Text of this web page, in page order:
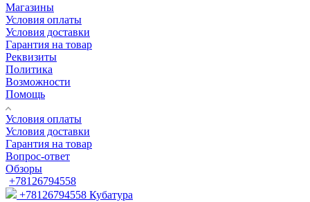
Магазины
Условия оплаты
Условия доставки
Гарантия на товар
Реквизиты
Политика
Возможности
Помощь
Условия оплаты
Условия доставки
Гарантия на товар
Вопрос-ответ
Обзоры
+78126794558
+78126794558 Кубатура